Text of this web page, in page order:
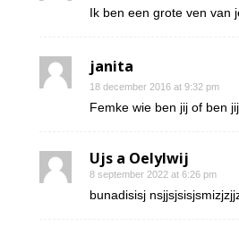
Ik ben een grote ven van
janita
18 december 2016 at 9:32 pm
Femke wie ben jij of ben
Ujs a Oelylwij
8 september 2022 at 6:26 pm
bunadisisj